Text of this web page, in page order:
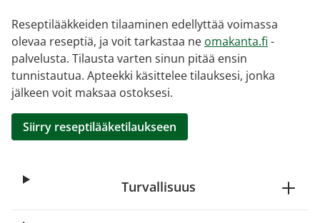
Reseptilääkkeiden tilaaminen edellyttää voimassa
olevaa reseptiä, ja voit tarkastaa ne omakanta.fi -
palvelusta. Tilausta varten sinun pitää ensin
tunnistautua. Apteekki käsittelee tilauksesi, jonka
jälkeen voit maksaa ostoksesi.
Siirry reseptilääketilaukseen
Turvallisuus